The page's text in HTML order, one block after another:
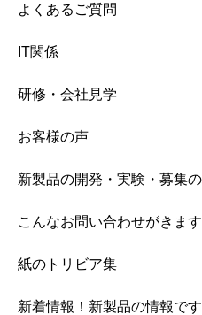
よくあるご質問
IT関係
研修・会社見学
お客様の声
新製品の開発・実験・募集
こんなお問い合わせがきます
紙のトリビア集
新着情報！新製品の情報です